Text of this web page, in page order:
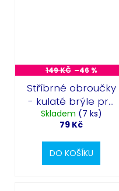
149 KČ –46 %
Stříbrné obroučky
- kulaté brýle pro
Santu
Skladem (7 ks)
79 Kč
DO KOŠÍKU